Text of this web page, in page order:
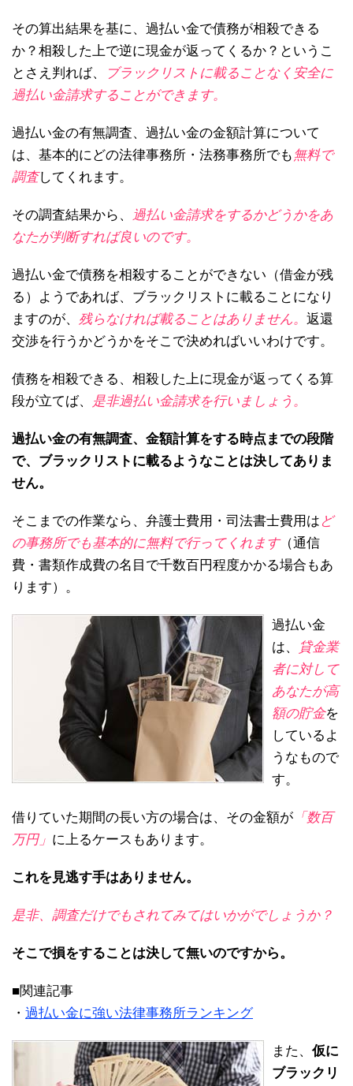
その算出結果を基に、過払い金で債務が相殺できる
か？相殺した上で逆に現金が返ってくるか？というこ
とさえ判れば、
ブラックリストに載ることなく安全に
過払い金請求することができます。
過払い金の有無調査、過払い金の金額計算について
は、基本的にどの法律事務所・法務事務所でも 無料で
調査してくれます。
その調査結果から、 過払い金請求をするかどうかをあ
なたが判断すれば良いのです。
過払い金で債務を相殺することができない（借金が残
る）ようであれば、ブラックリストに載ることになり
ますのが、 残らなければ載ることはありません。 返還
交渉を行うかどうかをそこで決めればいいわけです。
債務を相殺できる、相殺した上に現金が返ってくる算
段が立てば、
是非過払い金請求を行いましょう。
過払い金の有無調査、金額計算をする時点までの段階
で、ブラックリストに載るようなことは決してありま
せん。
そこまでの作業なら、弁護士費用・司法書士費用は ど
の事務所でも基本的に無料で行ってくれます（通信
費・書類作成費の名目で千数百円程度かかる場合もあ
ります）。
過払い金
は、
貸金業
者に対して
あなたが高
額の貯金を
しているよ
うなもので
す。
借りていた期間の長い方の場合は、その金額が 「数百
万円」 に上るケースもあります。
これを見逃す手はありません。
是非、調査だけでもされてみてはいかがでしょうか？
そこで損をすることは決して無いのですから。
■関連記事
・ 過払い金に強い法律事務所ランキング
また、仮に
ブラックリ